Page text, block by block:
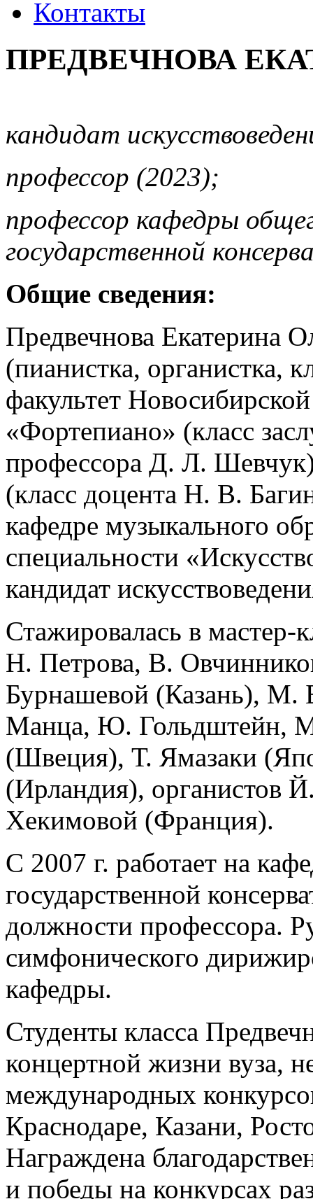
Контакты
ПРЕДВЕЧНОВА
кандидат
профессор (2023);
профессор кафедры
государственной
Общие сведения:
Предвечнова Екатерина
(пианистка, органистка,
факультет
«Фортепиано» (класс
профессора Д. Л.
(класс доцента Н. В.
кафедре музыкального
специальности
кандидат
Стажировалась в мастер-
Н. Петрова, В.
Бурнашевой (Казань), М.
Манца, Ю. Гольдштейн,
(Швеция), Т. Ямазаки
(Ирландия), органистов
Хекимовой (Франция).
С 2007 г. работает на
государственной
должности профессора.
симфонического
кафедры.
Студенты класса
концертной жизни вуза,
международных
Краснодаре, Казани,
Награждена
и победы на конкурсах